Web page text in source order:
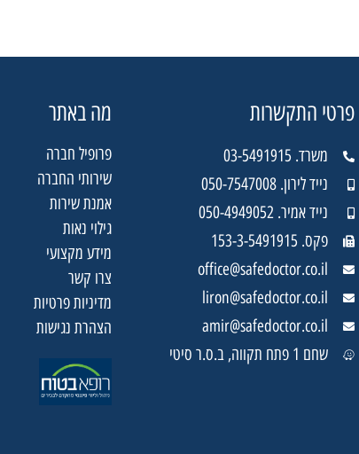
פרטי התקשרות
משרד. 03-5491915
נייד לירון. 050-7547008
נייד אמיר. 050-4949052
פקס. 153-3-5491915
office@safedoctor.co.il
liron@safedoctor.co.il
amir@safedoctor.co.il
שחם 1 פתח תקווה, ב.ס.ר סיטי
מה באתר
פרופיל חברה
שירותי החברה
אמנת שירות
קובץ
מסוג
PDF
גילוי נאות
מידע מקצועי
צרו קשר
מדיניות פרטיות
הצהרת נגישות